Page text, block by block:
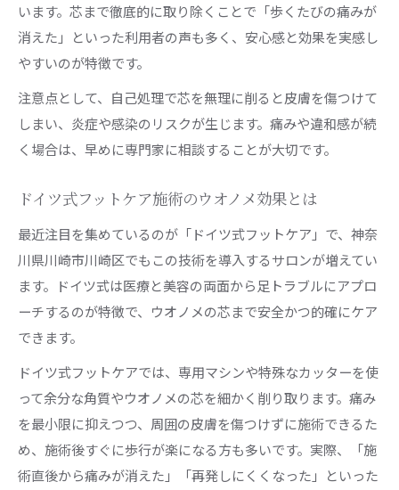
います。芯まで徹底的に取り除くことで「歩くたびの痛みが
消えた」といった利用者の声も多く、安心感と効果を実感し
やすいのが特徴です。
注意点として、自己処理で芯を無理に削ると皮膚を傷つけて
しまい、炎症や感染のリスクが生じます。痛みや違和感が続
く場合は、早めに専門家に相談することが大切です。
ドイツ式フットケア施術のウオノメ効果とは
最近注目を集めているのが「ドイツ式フットケア」で、神奈
川県川崎市川崎区でもこの技術を導入するサロンが増えてい
ます。ドイツ式は医療と美容の両面から足トラブルにアプロ
ーチするのが特徴で、ウオノメの芯まで安全かつ的確にケア
できます。
ドイツ式フットケアでは、専用マシンや特殊なカッターを使
って余分な角質やウオノメの芯を細かく削り取ります。痛み
を最小限に抑えつつ、周囲の皮膚を傷つけずに施術できるた
め、施術後すぐに歩行が楽になる方も多いです。実際、「施
術直後から痛みが消えた」「再発しにくくなった」といった